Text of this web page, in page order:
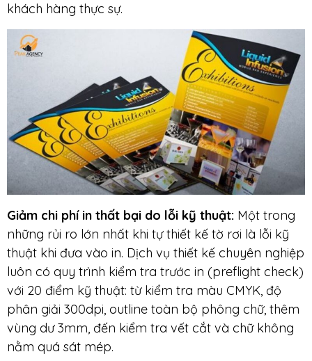
khách hàng thực sự.
Giảm chi phí in thất bại do lỗi kỹ thuật: Một trong
những rủi ro lớn nhất khi tự thiết kế tờ rơi là lỗi kỹ
thuật khi đưa vào in. Dịch vụ thiết kế chuyên nghiệp
luôn có quy trình kiểm tra trước in (preflight check)
với 20 điểm kỹ thuật: từ kiểm tra màu CMYK, độ
phân giải 300dpi, outline toàn bộ phông chữ, thêm
vùng dư 3mm, đến kiểm tra vết cắt và chữ không
nằm quá sát mép.